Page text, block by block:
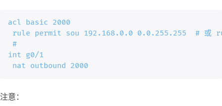
acl basic 2000
rule permit sou 192.168.0.0 0.0.255.255  # 或
#
int g0/1
nat outbound 2000
注意：